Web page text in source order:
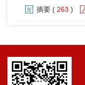
摘要 ( 263 )